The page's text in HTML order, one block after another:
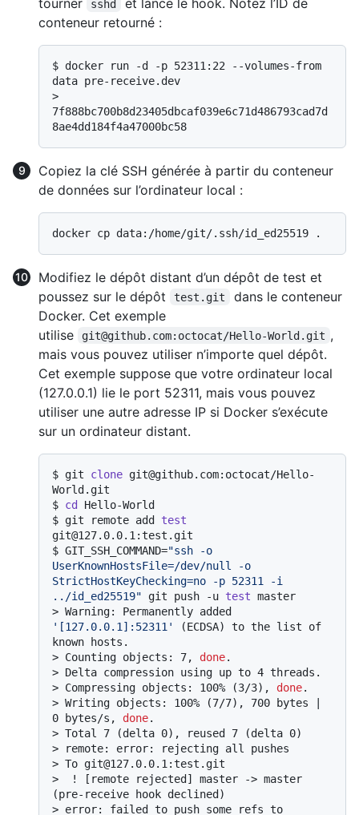
sshd
conteneur retourné :
$ docker run -d -p 52311:22 --volumes-from
data pre-receive.dev
7f888bc700b8d23405dbcaf039e6c71d486793cad7d
8ae4dd184f4a47000bc58
Copiez la clé SSH générée à partir du conteneur
de données sur l’ordinateur local :
Modifiez le dépôt distant d’un dépôt de test et
poussez sur le dépôt
test.git
dans le conteneur
Docker. Cet exemple
utilise
git@github.com:octocat/Hello-World.git ,
mais vous pouvez utiliser n’importe quel dépôt.
Cet exemple suppose que votre ordinateur local
(127.0.0.1) lie le port 52311, mais vous pouvez
utiliser une autre adresse IP si Docker s’exécute
sur un ordinateur distant.
$ git clone git@github.com:octocat/Hello-
World.git
$ cd Hello-World
$ git remote add test
git@127.0.0.1:test.git
$ GIT_SSH_COMMAND="ssh -o
UserKnownHostsFile=/dev/null -o
StrictHostKeyChecking=no -p 52311 -i
../id_ed25519" git push -u test master
>
'[127.0.0.1]:52311'
(ECDSA) to the list of
known hosts.
> Counting objects: 7, done.
> Delta compression using up to 4 threads.
> Compressing objects: 100% (3/3), done.
> Writing objects: 100% (7/7), 700 bytes |
0 bytes/s, done.
> Total 7 (delta 0), reused 7 (delta 0)
>
remote: error: rejecting all pushes
> To git@127.0.0.1:test.git
>
! [remote rejected] master -> master
(pre-receive hook declined)
>